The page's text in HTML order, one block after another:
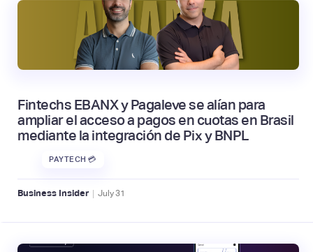
Fintechs EBANX y Pagaleve se alían para
ampliar el acceso a pagos en cuotas en Brasil
mediante la integración de Pix y BNPL
PAYTECH 💳
Business Insider | July31